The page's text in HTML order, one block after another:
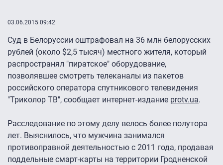
03.06.2015 09:42
Суд в Белоруссии оштрафовал на 36 млн белорусских
рублей (около $2,5 тысяч) местного жителя, который
распространял "пиратское" оборудование,
позволявшее смотреть телеканалы из пакетов
российского оператора спутникового телевидения
"Триколор ТВ", сообщает интернет-издание protv.ua.
Расследование по этому делу велось более полутора
лет. Выяснилось, что мужчина занимался
противоправной деятельностью с 2011 года, продавая
поддельные смарт-карты на территории Гродненской